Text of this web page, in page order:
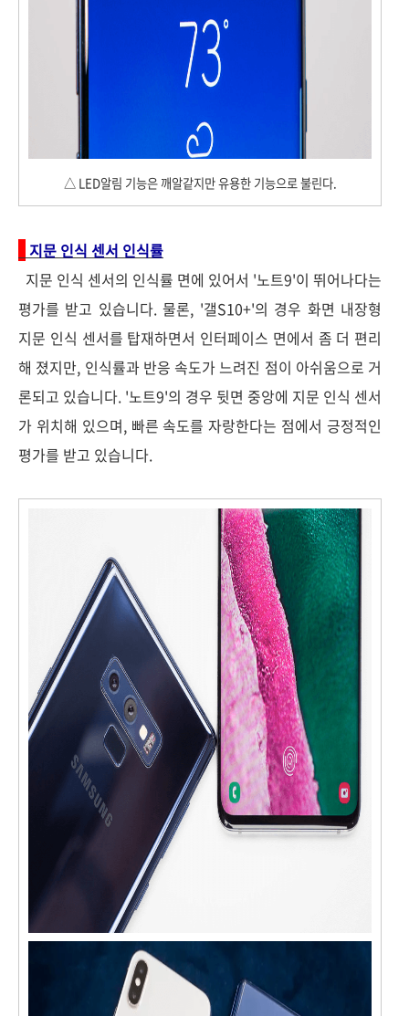
△ LED알림 기능은 깨알같지만 유용한 기능으로 불린다.
지문 인식 센서 인식률
지문 인식 센서의 인식률 면에 있어서 '노트9'이 뛰어나다는
평가를 받고 있습니다. 물론, '갤S10+'의 경우 화면 내장형
지문 인식 센서를 탑재하면서 인터페이스 면에서 좀 더 편리
해 졌지만, 인식률과 반응 속도가 느려진 점이 아쉬움으로 거
론되고 있습니다. '노트9'의 경우 뒷면 중앙에 지문 인식 센서
가 위치해 있으며, 빠른 속도를 자랑한다는 점에서 긍정적인
평가를 받고 있습니다.